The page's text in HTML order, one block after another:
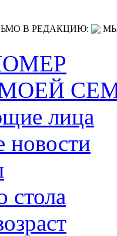
В РЕДАКЦИЮ:
лица
новости
стола